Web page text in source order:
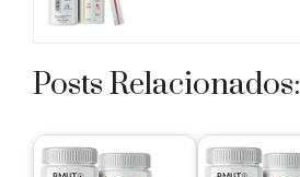
Posts Relacionados: